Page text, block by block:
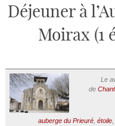
Déjeuner à
Moirax (1
Le
de
auberge du Prieuré, étoile,